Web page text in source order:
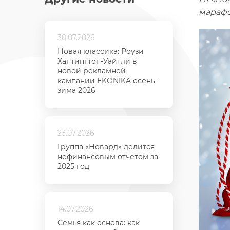
30.07.2026
Новая классика: Роузи
Хантингтон-Уайтли в
новой рекламной
кампании EKONIKA осень-
зима 2026
23.07.2026
Группа «Новард» делится
нефинансовым отчётом за
2025 год
14.07.2026
Семья как основа: как